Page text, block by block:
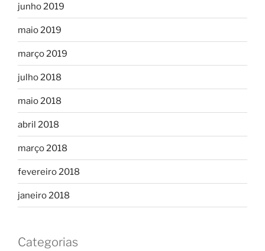
junho 2019
maio 2019
março 2019
julho 2018
maio 2018
abril 2018
março 2018
fevereiro 2018
janeiro 2018
Categorias